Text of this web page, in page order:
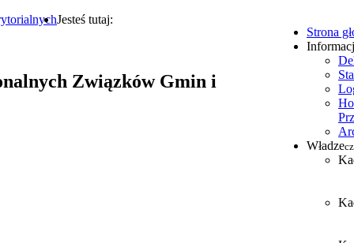
Strona
Władze
Jesteś tutaj:
Związków Gmin i